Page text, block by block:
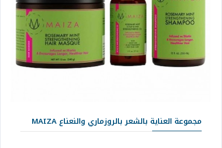
مجموعة العناية بالشعر بالروزماري والنعناع MAIZA